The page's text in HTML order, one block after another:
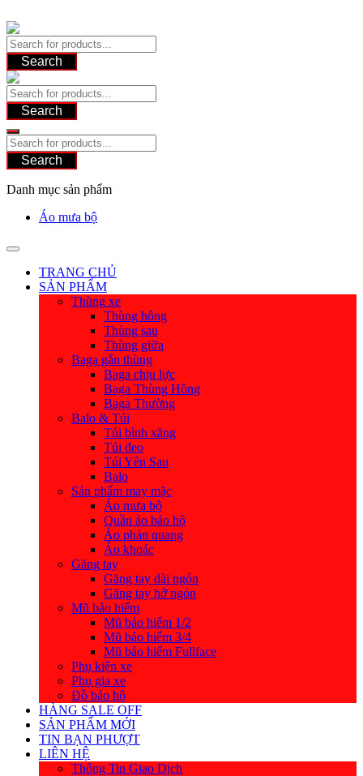
Skip
to
content
Search
Search
Search
Danh mục sản phẩm
Áo mưa bộ
TRANG CHỦ
SẢN PHẨM
Thùng xe
Thùng hông
Thùng sau
Thùng giữa
Baga gắn thùng
Baga chịu lực
Baga Thùng Hông
Baga Thường
Balo & Túi
Túi bình xăng
Túi đeo
Túi Yên Sau
Balo
Sản phẩm may mặc
Áo mưa bộ
Quần áo bảo hộ
Áo phản quang
Áo khoác
Găng tay
Găng tay dài ngón
Găng tay hở ngón
Mũ bảo hiểm
Mũ bảo hiểm 1/2
Mũ bảo hiểm 3/4
Mũ bảo hiểm Fullface
Phụ kiện xe
Phụ gia xe
Đồ bảo hộ
HÀNG SALE OFF
SẢN PHẨM MỚI
TIN BẠN PHƯỢT
LIÊN HỆ
Thông Tin Giao Dịch